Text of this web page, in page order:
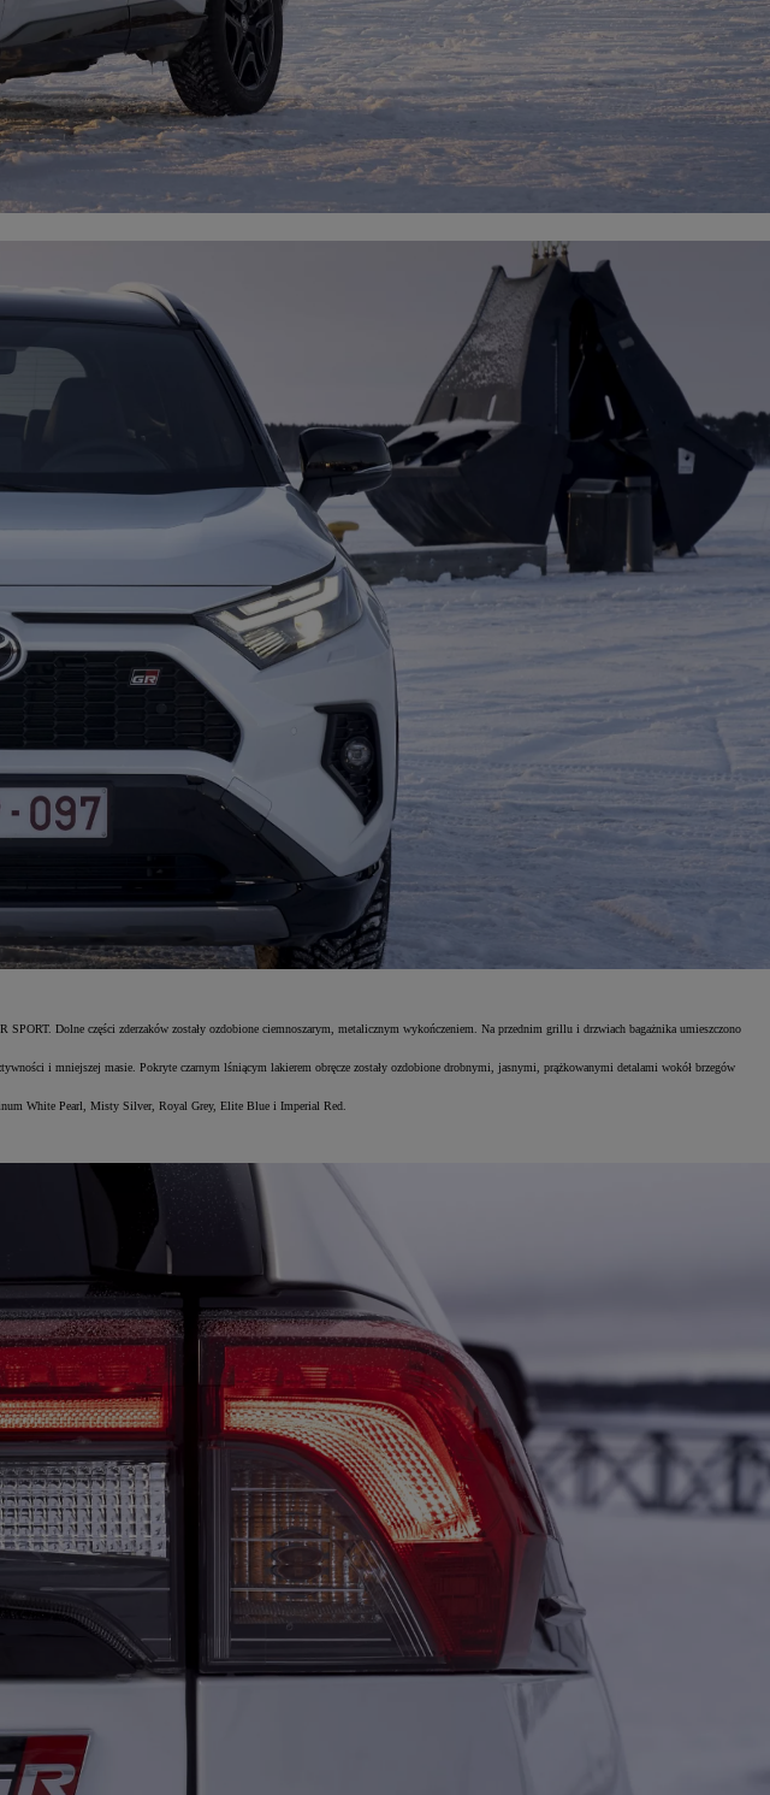
Dolne części zderzaków zostały ozdobione ciemnoszarym, metalicznym wykończeniem. Na przednim grillu i drzwiach bagażnika umieszczono
i mniejszej masie. Pokryte czarnym lśniącym lakierem obręcze zostały ozdobione drobnymi, jasnymi, prążkowanymi detalami wokół brzegów
White Pearl, Misty Silver, Royal Grey, Elite Blue i Imperial Red.